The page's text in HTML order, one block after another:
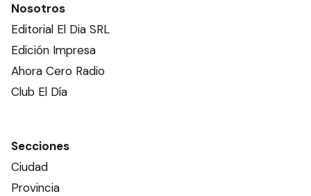
Nosotros
Editorial El Dia SRL
Edición Impresa
Ahora Cero Radio
Club El Día
Secciones
Ciudad
Provincia